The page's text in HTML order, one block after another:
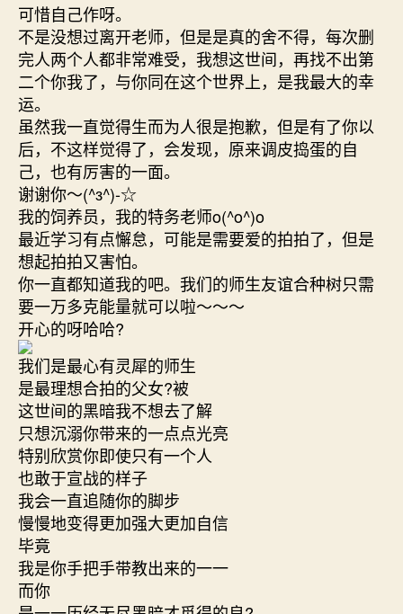
可惜自己作呀。
不是没想过离开老师，但是是真的舍不得，每次删
完人两个人都非常难受，我想这世间，再找不出第
二个你我了，与你同在这个世界上，是我最大的幸
运。
虽然我一直觉得生而为人很是抱歉，但是有了你以
后，不这样觉得了，会发现，原来调皮捣蛋的自
己，也有厉害的一面。
谢谢你～(^з^)-☆
我的饲养员，我的特务老师o(^o^)o
最近学习有点懈怠，可能是需要爱的拍拍了，但是
想起拍拍又害怕。
你一直都知道我的吧。我们的师生友谊合种树只需
要一万多克能量就可以啦～～～
开心的呀哈哈?
我们是最心有灵犀的师生
是最理想合拍的父女?被
这世间的黑暗我不想去了解
只想沉溺你带来的一点点光亮
特别欣赏你即使只有一个人
也敢于宣战的样子
我会一直追随你的脚步
慢慢地变得更加强大更加自信
毕竟
我是你手把手带教出来的一一
而你